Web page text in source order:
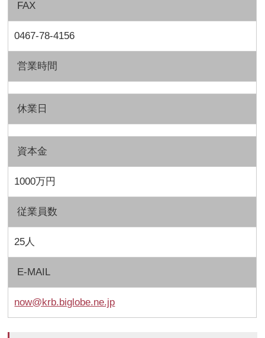
FAX
0467-78-4156
営業時間
休業日
資本金
1000万円
従業員数
25人
E-MAIL
now@krb.biglobe.ne.jp